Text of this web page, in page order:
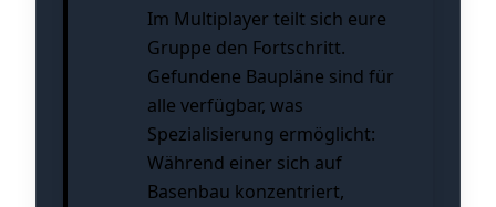
Im Multiplayer teilt sich eure
Gruppe den Fortschritt.
Gefundene Baupläne sind für
alle verfügbar, was
Spezialisierung ermöglicht:
Während einer sich auf
Basenbau konzentriert,